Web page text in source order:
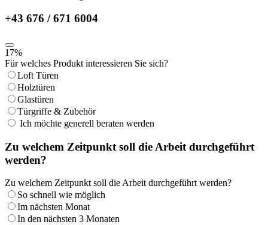
+43 676 / 671 6004
17%
Für welches Produkt interessieren Sie sich?
Loft Türen
Holztüren
Glastüren
Türgriffe & Zubehör
Ich möchte generell beraten werden
Zu welchem Zeitpunkt soll die Arbeit durchgeführt
werden?
Zu welchem Zeitpunkt soll die Arbeit durchgeführt werden?
So schnell wie möglich
Im nächsten Monat
In den nächsten 3 Monaten